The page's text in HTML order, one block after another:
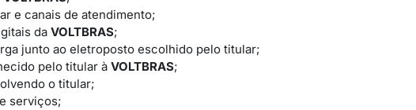
e canais de atendimento;
da VOLTBRAS;
junto ao eletroposto escolhido pelo titular;
pelo titular à VOLTBRAS;
o titular;
serviços;